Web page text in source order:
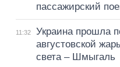
пассажирский
11:32
Украина прошла
августовской
света – Шмыгаль